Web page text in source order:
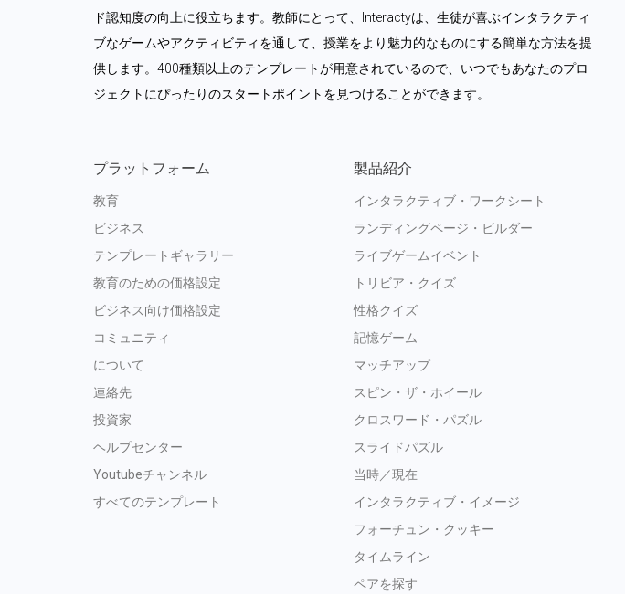
ド認知度の向上に役立ちます。教師にとって、Interactyは、生徒が喜ぶインタラクティ
ブなゲームやアクティビティを通して、授業をより魅力的なものにする簡単な方法を提
供します。400種類以上のテンプレートが用意されているので、いつでもあなたのプロ
ジェクトにぴったりのスタートポイントを見つけることができます。
プラットフォーム
教育
ビジネス
テンプレートギャラリー
教育のための価格設定
ビジネス向け価格設定
コミュニティ
について
連絡先
投資家
ヘルプセンター
Youtubeチャンネル
すべてのテンプレート
製品紹介
インタラクティブ・ワークシート
ランディングページ・ビルダー
ライブゲームイベント
トリビア・クイズ
性格クイズ
記憶ゲーム
マッチアップ
スピン・ザ・ホイール
クロスワード・パズル
スライドパズル
当時／現在
インタラクティブ・イメージ
フォーチュン・クッキー
タイムライン
ペアを探す